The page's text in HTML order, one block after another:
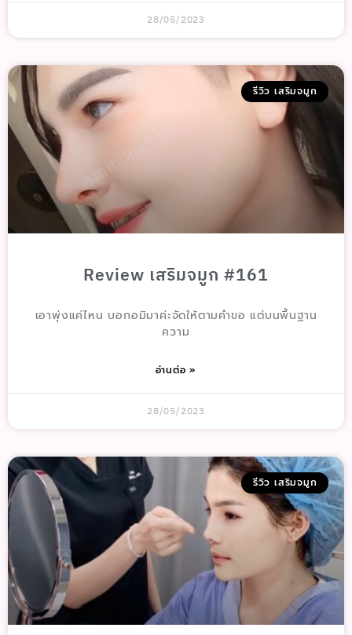
28/05/2023
รีวิว เสริมจมูก
Review เสริมจมูก #161
เอาพุ่งแค่ไหน บอกอมิมาค่ะจัดให้ตามคำขอ แต่บนพื้นฐาน
ความ
อ่านต่อ »
28/05/2023
รีวิว เสริมจมูก